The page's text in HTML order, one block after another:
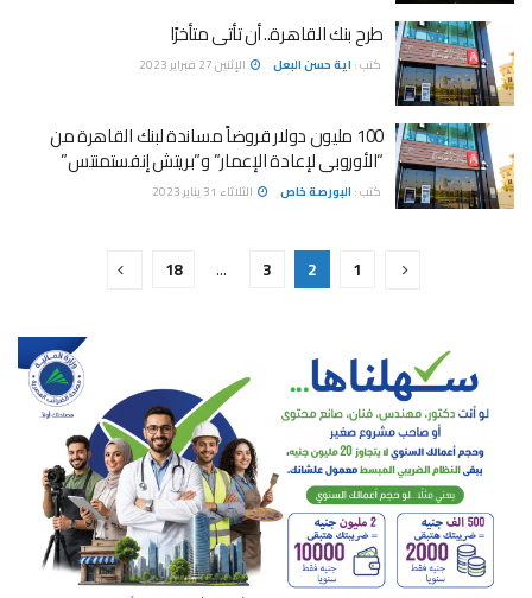
طرح بنك القاهرة.. أن تأتى متأخرًا
كتب : اية حسن البعل الإثنين 27 فبراير 2023
100 مليون دولار قروضاً مساندة لبنك القاهرة من
“الأوروبى لإعادة الإعمار” و”بريتش إنفستمنتس”
كتب : البورصة خاص الثلاثاء 31 يناير 2023
1
2
3
…
18